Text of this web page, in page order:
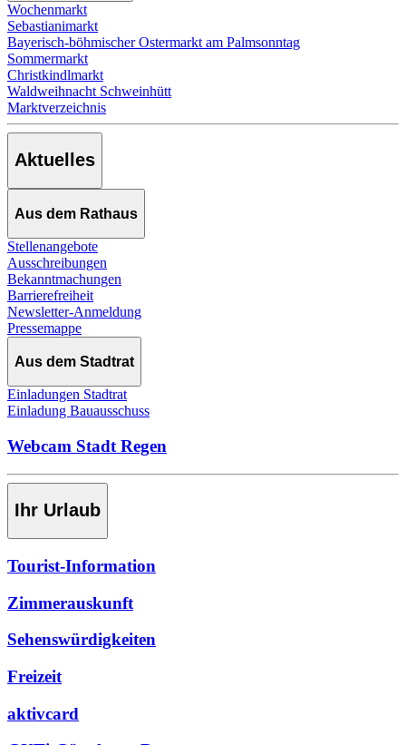
Wochenmarkt
Sebastianimarkt
Bayerisch-böhmischer Ostermarkt am Palmsonntag
Sommermarkt
Christkindlmarkt
Waldweihnacht Schweinhütt
Marktverzeichnis
Aktuelles
Aus dem Rathaus
Stellenangebote
Ausschreibungen
Bekanntmachungen
Barrierefreiheit
Newsletter-Anmeldung
Pressemappe
Aus dem Stadtrat
Einladungen Stadtrat
Einladung Bauausschuss
Webcam Stadt Regen
Ihr Urlaub
Tourist-Information
Zimmerauskunft
Sehenswürdigkeiten
Freizeit
aktivcard